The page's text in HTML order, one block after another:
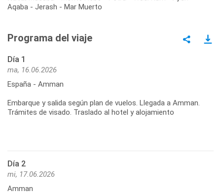
Aqaba - Jerash - Mar Muerto
Programa del viaje
Día 1
ma, 16.06.2026
España - Amman
Embarque y salida según plan de vuelos. Llegada a Amman.
Trámites de visado. Traslado al hotel y alojamiento
Día 2
mi, 17.06.2026
Amman